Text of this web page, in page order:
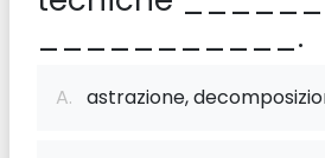
___________.
A. astrazione,